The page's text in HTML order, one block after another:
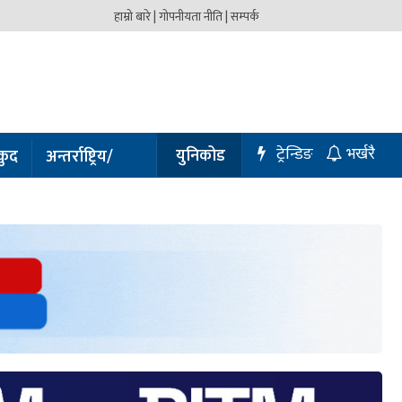
हाम्रो बारे |गोपनीयता नीति |सम्पर्क
अन्तर्राष्ट्रिय/
प्रबास
युनिकोड भर्खरै
ट्रेन्डिङ